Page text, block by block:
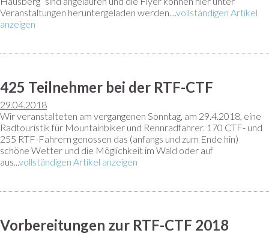
Veranstaltungen heruntergeladen werden....vollständigen Artikel
anzeigen
425 Teilnehmer bei der RTF-CTF
29.04.2018
Wir veranstalteten am vergangenen Sonntag, am 29.4.2018, eine
Radtouristik für Mountainbiker und Rennradfahrer. 170 CTF- und
255 RTF-Fahrern genossen das (anfangs und zum Ende hin)
schöne Wetter und die Möglichkeit im Wald oder auf
aus...vollständigen Artikel anzeigen
Vorbereitungen zur RTF-CTF 2018